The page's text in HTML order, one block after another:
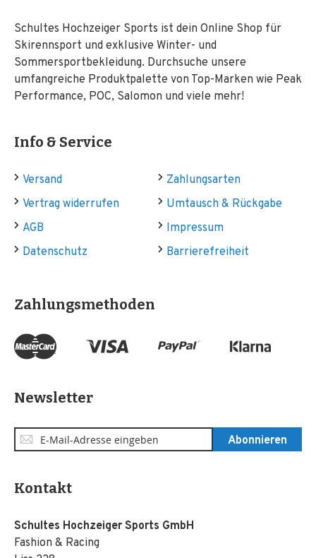
Schultes Hochzeiger Sports ist dein Online Shop für
Skirennsport und exklusive Winter- und
Sommersportbekleidung. Durchsuche unsere
umfangreiche Produktpalette von Top-Marken wie Peak
Performance, POC, Salomon und viele mehr!
Info & Service
Versand
Zahlungsarten
Vertrag widerrufen
Umtausch & Rückgabe
AGB
Impressum
Datenschutz
Barrierefreiheit
Zahlungsmethoden
Newsletter
Anmeldung
zum
Abonnieren
Kontakt
Schultes Hochzeiger Sports GmbH
Fashion & Racing